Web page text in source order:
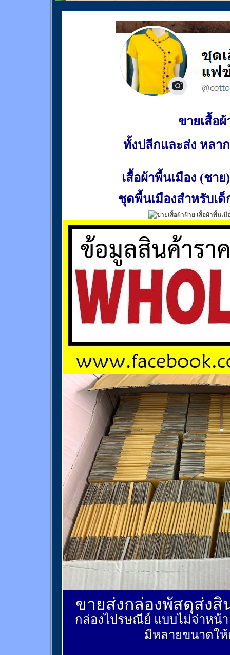
ขายเสื้อผ้
ทั้งปลีกและส่ง หลา
เสื้อผ้าพื้นเมือง (ชาย)
ชุดพื้นเมืองสำหรับเด็
ขายส่งกล่องพัสดุส่ง
กล่องไปรษณีย์ แบบไม่จ่าหน้
มีหลายขนาดให้